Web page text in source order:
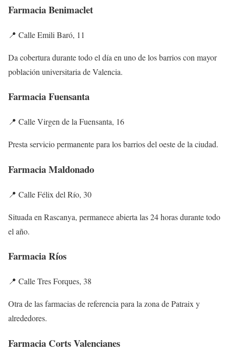
Farmacia Benimaclet
📍 Calle Emili Baró, 11
Da cobertura durante todo el día en uno de los barrios con mayor
población universitaria de Valencia.
Farmacia Fuensanta
📍 Calle Virgen de la Fuensanta, 16
Presta servicio permanente para los barrios del oeste de la ciudad.
Farmacia Maldonado
📍 Calle Félix del Río, 30
Situada en Rascanya, permanece abierta las 24 horas durante todo
el año.
Farmacia Ríos
📍 Calle Tres Forques, 38
Otra de las farmacias de referencia para la zona de Patraix y
alrededores.
Farmacia Corts Valencianes